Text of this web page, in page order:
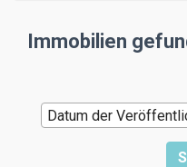
Immobilien
Datum der